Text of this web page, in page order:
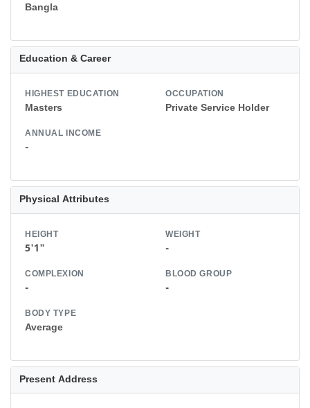
Bangla
Education & Career
HIGHEST EDUCATION
Masters
OCCUPATION
Private Service Holder
ANNUAL INCOME
-
Physical Attributes
HEIGHT
5'1"
WEIGHT
-
COMPLEXION
-
BLOOD GROUP
-
BODY TYPE
Average
Present Address